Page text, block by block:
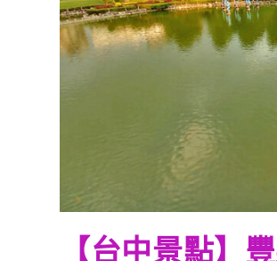
【台中景點】